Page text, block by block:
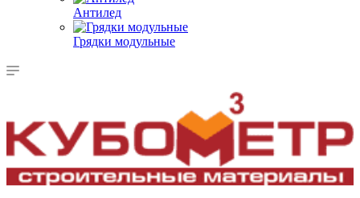
Антилед
Грядки модульные